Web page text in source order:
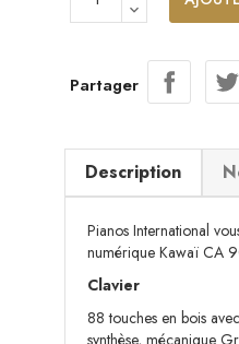
Partager
Description
Pianos International
numérique Kawaï CA
Clavier
88 touches en bois